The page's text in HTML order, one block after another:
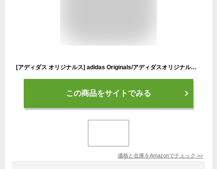
[アディダス オリジナルス] adidas Originals/アディダスオリジナルス/adidas ASTIR W/アスター GY9549 23.5
この商品をサイトでみる
価格と在庫をAmazonでチェック >>